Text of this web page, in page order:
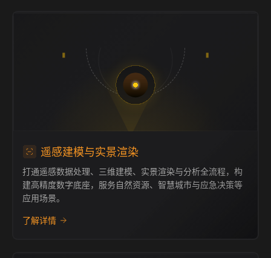
遥感建模与实景渲染
打通遥感数据处理、三维建模、实景渲染与分析全流程，构
建高精度数字底座，服务自然资源、智慧城市与应急决策等
应用场景。
了解详情